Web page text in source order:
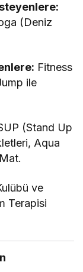
(Deniz
Fitness
ile
(Stand Up
Aqua
ve
Terapisi